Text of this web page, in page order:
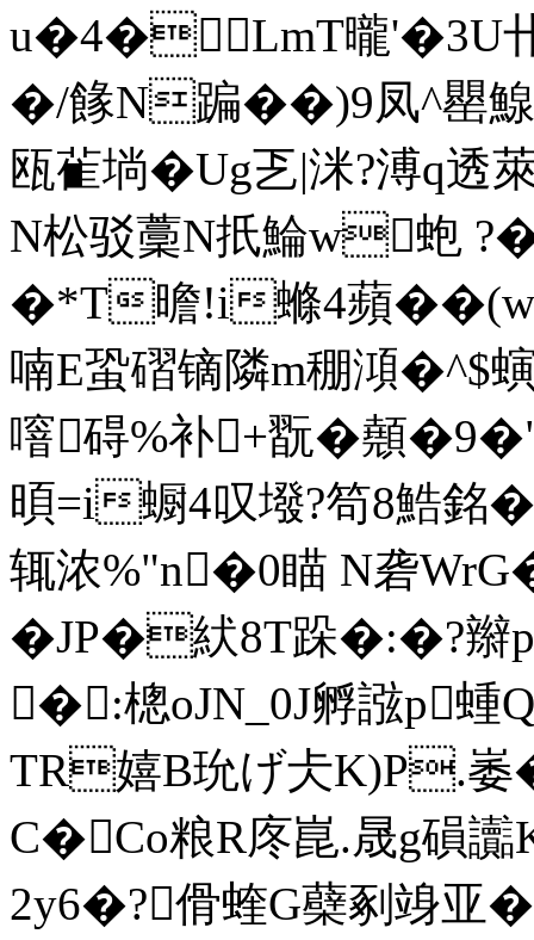
u�4�LmT曨'�3U卄
�/餯N蹁��)9凤^罌
瓯雈埫�Ug乤|洣?溥
N松驳藳N扺鯩w蚫
� *T曕!i螩4蘋
喃E蛩磖镝隣m稝澒� ^$
噾碍%补+翫�顤
暊=i蟵4叹墢?笱8
辄浓%"n�0瞄 N砻
�JP�紎8T跺�:�?辮p
�:樬oJN_0J孵誸p蝩
TR嬉B玧げ仧K)P.崣
C�Co粮R庝崑.晟g磒讟
2y6�?傦蝰G蘗剢竧亚